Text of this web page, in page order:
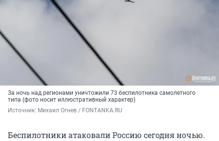
За ночь над регионами уничтожили 73 беспилотника самолетного
типа (фото носит иллюстративный характер)
Источник: Михаил Огнев / FONTANKA.RU
Беспилотники атаковали Россию сегодня ночью.